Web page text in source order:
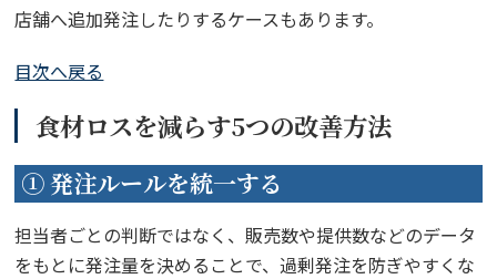
店舗へ追加発注したりするケースもあります。
目次へ戻る
食材ロスを減らす5つの改善方法
① 発注ルールを統一する
担当者ごとの判断ではなく、販売数や提供数などのデータ
をもとに発注量を決めることで、過剰発注を防ぎやすくな